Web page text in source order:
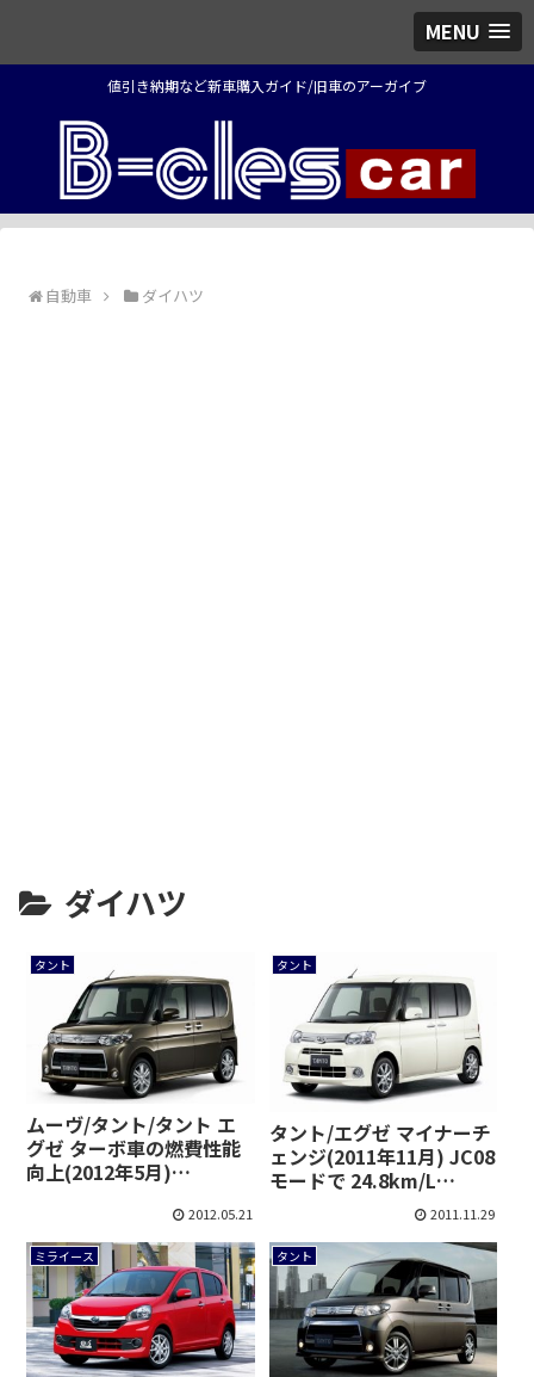
MENU
値引き納期など新車購入ガイド/旧車のアーガイブ
自動車 ダイハツ
ダイハツ
タント
ムーヴ/タント/タント エ
グゼ ターボ車の燃費性能
向上(2012年5月)
2012.05.21
タント
タント/エグゼ マイナーチ
ェンジ(2011年11月) JC08
モードで 24.8km/L
2011.11.29
ミライース タント